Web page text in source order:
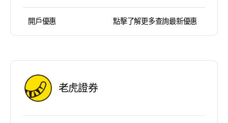
開戶優惠 點擊了解更多查詢最新優惠
老虎證券